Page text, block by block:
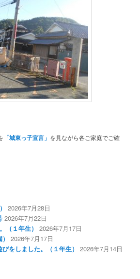
「城東っ子宣言」 を見ながら各ご家庭でご確
2026年7月28日
2026年7月22日
（１年生）
2026年7月17日
2026年7月17日
をしました。（１年生）
2026年7月14日